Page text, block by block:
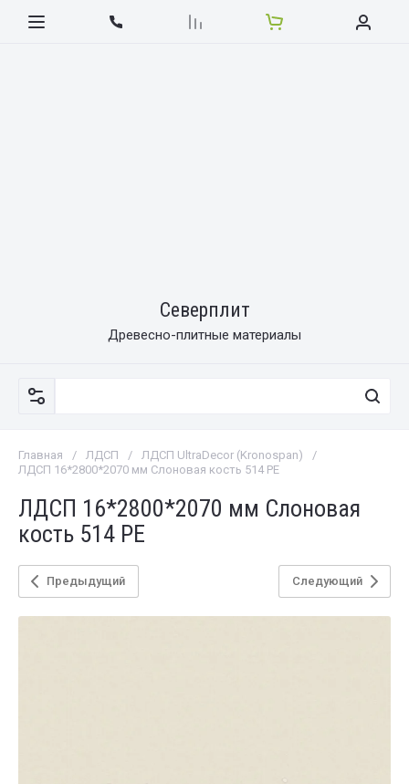
Северплит
Древесно-плитные материалы
Главная / ЛДСП / ЛДСП UltraDecor (Kronospan)
/
ЛДСП 16*2800*2070 мм Слоновая кость 514 PE
ЛДСП 16*2800*2070 мм Слоновая
кость 514 PE
Предыдущий Следующий